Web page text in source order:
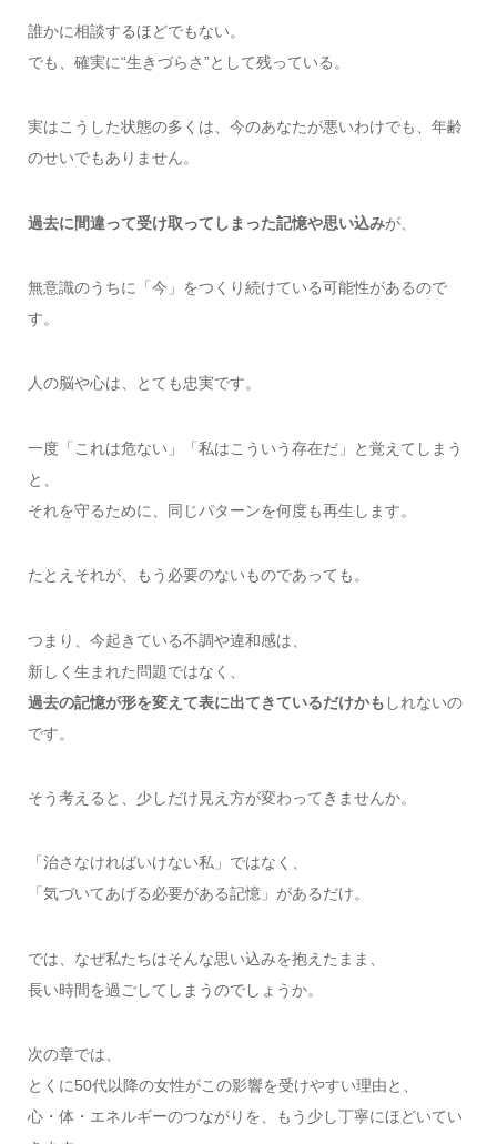
誰かに相談するほどでもない。
でも、確実に“生きづらさ”として残っている。
実はこうした状態の多くは、今のあなたが悪いわけでも、年齢
のせいでもありません。
過去に間違って受け取ってしまった記憶や思い込みが、
無意識のうちに「今」をつくり続けている可能性があるので
す。
人の脳や心は、とても忠実です。
一度「これは危ない」「私はこういう存在だ」と覚えてしまう
と、
それを守るために、同じパターンを何度も再生します。
たとえそれが、もう必要のないものであっても。
つまり、今起きている不調や違和感は、
新しく生まれた問題ではなく、
過去の記憶が形を変えて表に出てきているだけかも しれないの
です。
そう考えると、少しだけ見え方が変わってきませんか。
「治さなければいけない私」ではなく、
「気づいてあげる必要がある記憶」があるだけ。
では、なぜ私たちはそんな思い込みを抱えたまま、
長い時間を過ごしてしまうのでしょうか。
次の章では、
とくに50代以降の女性がこの影響を受けやすい理由と、
心・体・エネルギーのつながりを、もう少し丁寧にほどいてい